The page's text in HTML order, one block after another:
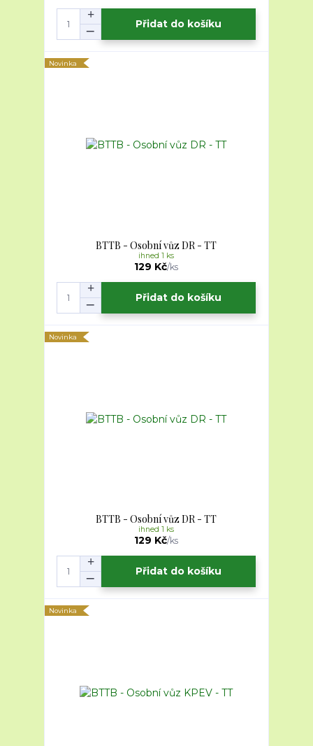
Přidat do košíku
Novinka
BTTB - Osobní vůz DR - TT
129 Kč/ks
ihned 1 ks
Přidat do košíku
Novinka
BTTB - Osobní vůz DR - TT
129 Kč/ks
ihned 1 ks
Přidat do košíku
Novinka